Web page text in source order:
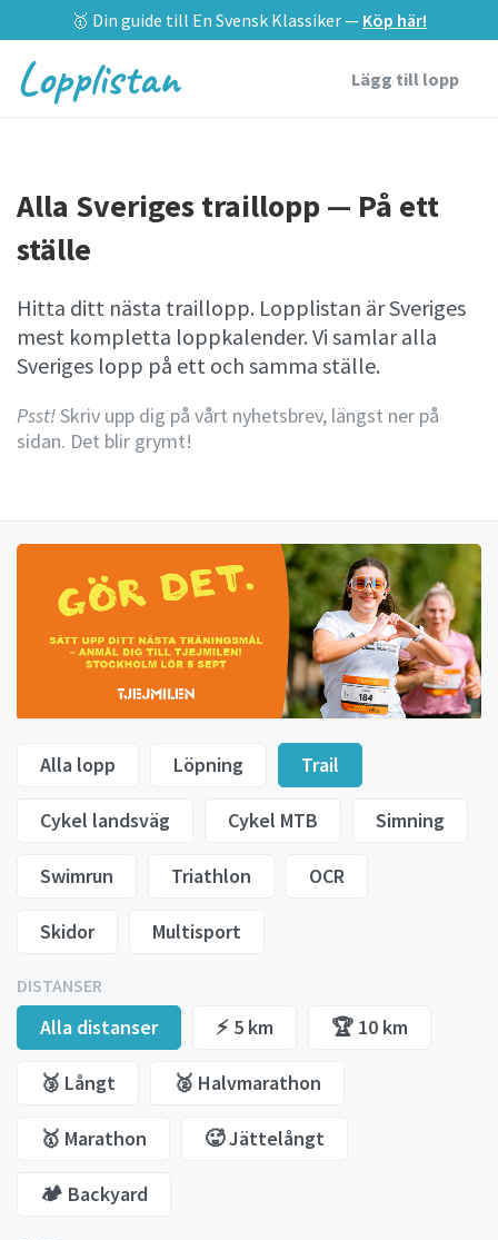
🥇 Din guide till En Svensk Klassiker — Köp här!
Lopplistan Lägg till lopp
Alla Sveriges traillopp — På ett
ställe
Hitta ditt nästa traillopp. Lopplistan är Sveriges
mest kompletta loppkalender. Vi samlar alla
Sveriges lopp på ett och samma ställe.
Psst!Skriv upp dig på vårt nyhetsbrev, längst ner på
sidan. Det blir grymt!
Alla lopp Löpning Trail
Cykel landsväg Cykel MTB Simning
Swimrun Triathlon OCR
Skidor Multisport
DISTANSER
Alla distanser ⚡️ 5 km 🏆 10 km
🥉 Långt 🥈 Halvmarathon
🥇 Marathon 🥵 Jättelångt
🏕️ Backyard